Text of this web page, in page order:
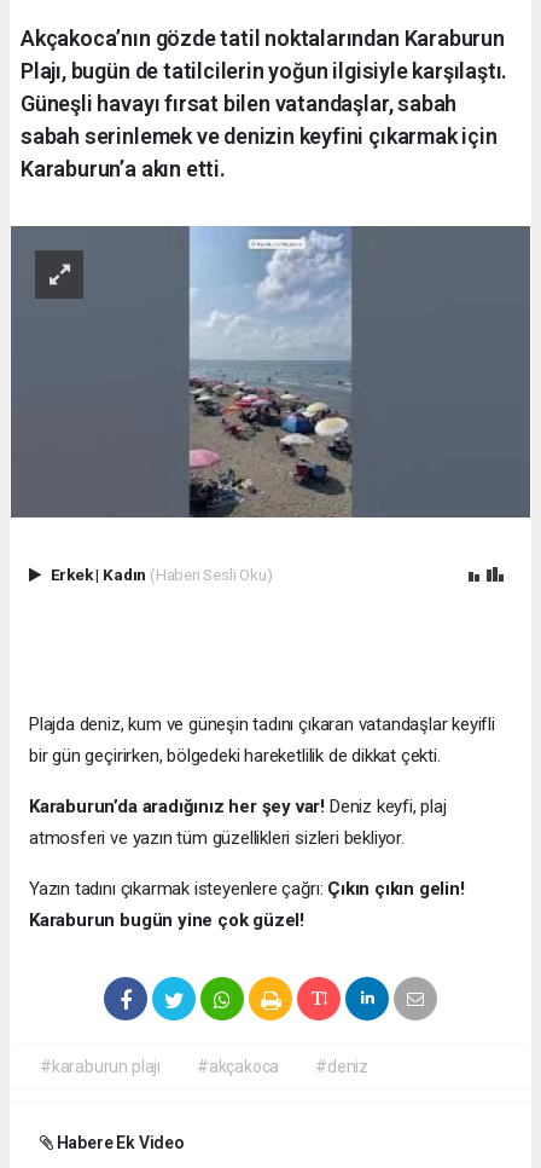
Akçakoca’nın gözde tatil noktalarından Karaburun
Plajı, bugün de tatilcilerin yoğun ilgisiyle karşılaştı.
Güneşli havayı fırsat bilen vatandaşlar, sabah
sabah serinlemek ve denizin keyfini çıkarmak için
Karaburun’a akın etti.
Erkek| Kadın (Haberi Sesli Oku)
Plajda deniz, kum ve güneşin tadını çıkaran vatandaşlar keyifli
bir gün geçirirken, bölgedeki hareketlilik de dikkat çekti.
Karaburun’da aradığınız her şey var! Deniz keyfi, plaj
atmosferi ve yazın tüm güzellikleri sizleri bekliyor.
Yazın tadını çıkarmak isteyenlere çağrı: Çıkın çıkın gelin!
Karaburun bugün yine çok güzel!
#karaburun plajı #akçakoca #deniz
Habere Ek Video